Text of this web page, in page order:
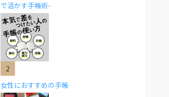
で活かす手帳術-
女性におすすめの手帳